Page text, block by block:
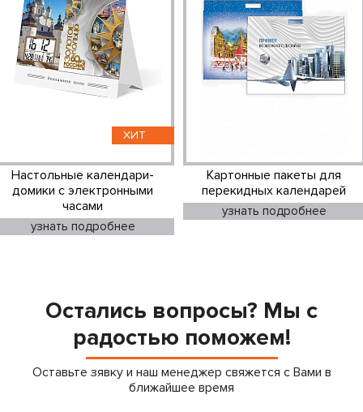
ХИТ
Настольные календари-
домики с электронными
часами
узнать подробнее
Картонные пакеты для
перекидных календарей
узнать подробнее
Остались вопросы? Мы с
радостью поможем!
Оставьте зявку и наш менеджер свяжется с Вами в
ближайшее время